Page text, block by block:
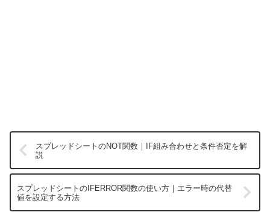
スプレッドシートのNOT関数｜IF組み合わせと条件否定を解
説
スプレッドシートのIFERROR関数の使い方｜エラー時の代替
値を設定する方法